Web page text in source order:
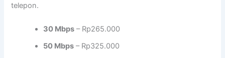
telepon.
30 Mbps – Rp265.000
50 Mbps – Rp325.000